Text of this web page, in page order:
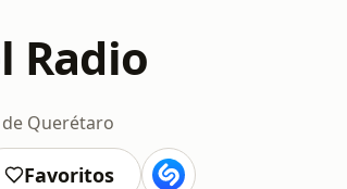
Radio
Querétaro
Favoritos